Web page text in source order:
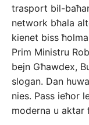
trasport bil-
network bħala
kienet biss
Prim Ministru
bejn Għawdex,
slogan. Dan
nies. Pass ieħor
moderna u aktar